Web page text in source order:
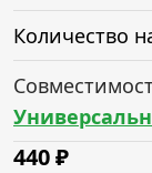
Количество
440₽